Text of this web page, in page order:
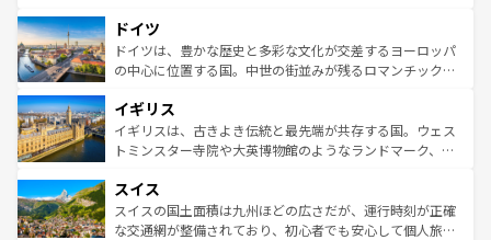
せる。地方によって風土や気候が異なるスペインはその個
性で訪れる人を魅了する。 なお、新着のスペイン情報は コ
ンテンツ一覧を参照してほしい。
で、幅広い魅力が詰まっている。華麗な宮殿、歴史的な大
聖堂、美しいビーチ、そして豊かな自然が、訪れる者を心
から魅了する。また、フランスは美食の国としても知ら
いる。シャンパンの発祥地であるランス、プロヴァンスの
香り高いラベンダー畑など、多彩な楽しみ方が可能だ。さ
らに、パリ以外の地域にも魅力が溢れており、どの街角に
れる地方に足を運ぶとそれぞれで全く異なる文化を体験で
きるだろう。 なお、新着のフランス情報はコンテンツ一覧
を参照してほしい。
ドイツ
ドイツは、豊かな歴史と多彩な文化が交差するヨーロッパ
の中心に位置する国。中世の街並みが残るロマンチック街
顔を持つこの国は、どこを歩いても飽きることがない。ベ
ルリンの文化的活気、バイエルン州のアルプスの絶景、そ
してライン川沿いのワイン畑といった風景は必見。ビール
は、お酒好きな人にはぜひ体験してほしい。 なお、新着の
ドイツ情報はコンテンツ一覧を参照してほしい。
イギリス
イギリスは、古きよき伝統と最先端が共存する国。ウェス
トミンスター寺院や大英博物館のようなランドマーク、歴
リアごとに異なる魅力がある。また、優雅なアフタヌーン
ティー、ビール好きにはたまらない英国パブ、サッカー観
戦など、本場だからこそできる体験も豊富。イギリスを旅
スイス
スイスの国土面積は九州ほどの広さだが、運行時刻が正確
な交通網が整備されており、初心者でも安心して個人旅行